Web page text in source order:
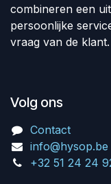
combineren een
persoonlijke
vraag van de klant.
Volg ons
Contact
info@hysop.be
+32 51 24 24